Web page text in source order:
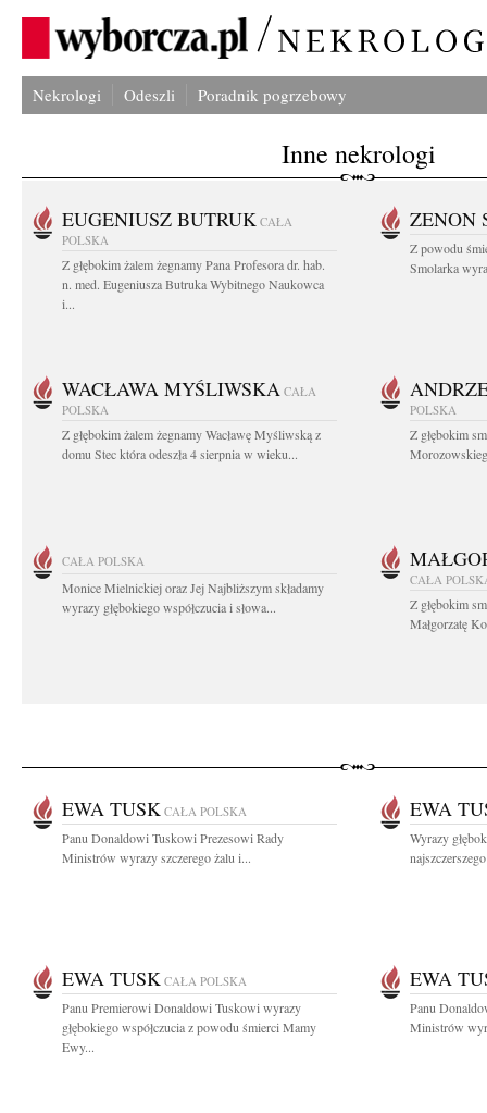
Nekrologi Odeszli Poradnik pogrzebowy
Inne nekrologi
EUGENIUSZ BUTRUK CAŁA
POLSKA
Z głębokim żalem żegnamy Pana Profesora dr. hab.
n. med. Eugeniusza Butruka Wybitnego Naukowca
i...
ZENON
Z powodu
Smolarka
WACŁAWA MYŚLIWSKA CAŁA
POLSKA
Z głębokim żalem żegnamy Wacławę Myśliwską z
domu Stec która odeszła 4 sierpnia w wieku...
POLSKA
Z głębokim
CAŁA POLSKA
Monice Mielnickiej oraz Jej Najbliższym składamy
wyrazy głębokiego współczucia i słowa...
CAŁA
Z głębokim
Małgorzatę
EWA TUSK CAŁA POLSKA
Panu Donaldowi Tuskowi Prezesowi Rady
Ministrów wyrazy szczerego żalu i...
EWA
Wyrazy
EWA TUSK CAŁA POLSKA
Panu Premierowi Donaldowi Tuskowi wyrazy
głębokiego współczucia z powodu śmierci Mamy
Ewy...
EWA
Panu
Ministrów